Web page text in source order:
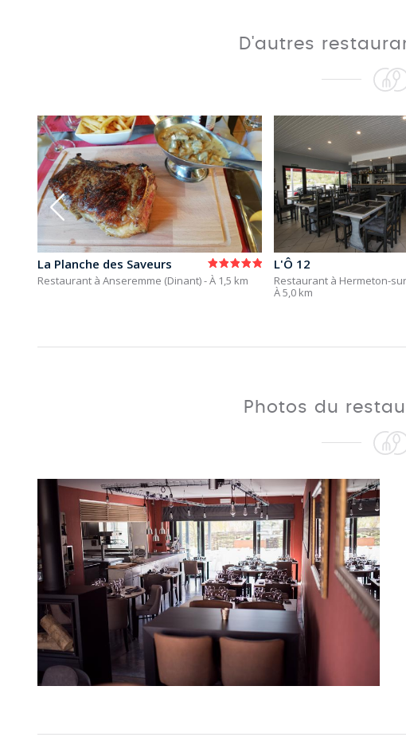
D'autres
La Planche des Saveurs
Restaurant à Anseremme (Dinant)- À 1,5 km
L'Ô 12
Restaurant à Hermeton-
À 5,0 km
Photos du